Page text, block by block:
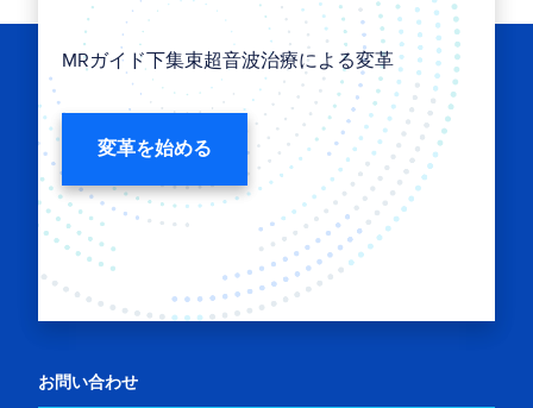
MRガイド下集束超音波治療による変革
変革を始める
お問い合わせ